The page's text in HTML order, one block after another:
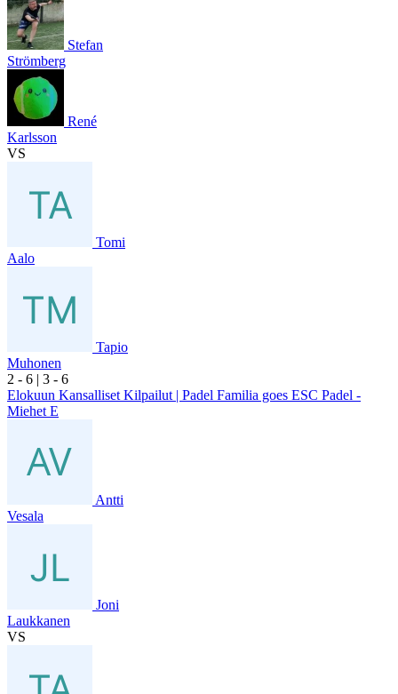
Stefan
Strömberg
René
Karlsson
VS
Tomi
Aalo
Tapio
Muhonen
2 - 6 | 3 - 6
Elokuun Kansalliset Kilpailut | Padel Familia goes ESC Padel -
Miehet E
Antti
Vesala
Joni
Laukkanen
VS